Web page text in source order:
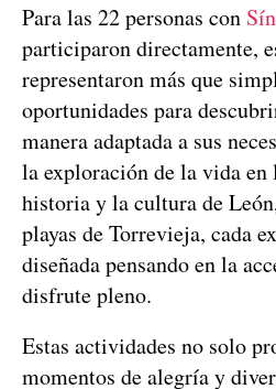
Para las 22 personas con
participaron directamente,
representaron más que
oportunidades para
manera adaptada a sus
la exploración de la vida en
historia y la cultura de
playas de Torrevieja, cada
diseñada pensando en la
disfrute pleno.
Estas actividades no solo
momentos de alegría y